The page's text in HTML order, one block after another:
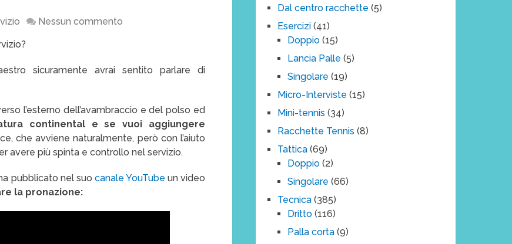
Nessun commento
sicuramente avrai sentito parlare di
l’esterno dell’avambraccio e del polso ed
continental e se vuoi aggiungere
che avviene naturalmente, però con l’aiuto
avere più spinta e controllo nel servizio.
pubblicato nel suo canale YouTube un video
la pronazione:
Dal centro racchette (5)
Esercizi (41)
Doppio (15)
Lancia Palle (5)
Singolare (19)
Micro-Interviste (15)
Mini-tennis (34)
Racchette Tennis (8)
Tattica (69)
Doppio (2)
Singolare (66)
Tecnica (385)
Dritto (116)
Palla corta (9)